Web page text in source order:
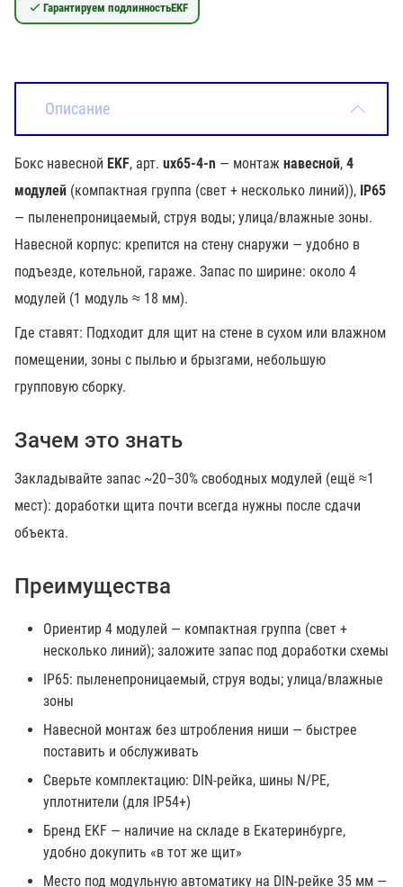
Гарантируем подлинностьEKF
Описание
Бокс навесной EKF, арт. ux65-4-n — монтаж навесной, 4
модулей (компактная группа (свет + несколько линий)), IP65
— пыленепроницаемый, струя воды; улица/влажные зоны.
Навесной корпус: крепится на стену снаружи — удобно в
подъезде, котельной, гараже. Запас по ширине: около 4
модулей (1 модуль ≈ 18 мм).
Где ставят: Подходит для щит на стене в сухом или влажном
помещении, зоны с пылью и брызгами, небольшую
групповую сборку.
Зачем это знать
Закладывайте запас ~20–30% свободных модулей (ещё ≈1
мест): доработки щита почти всегда нужны после сдачи
объекта.
Преимущества
Ориентир 4 модулей — компактная группа (свет +
несколько линий); заложите запас под доработки схемы
IP65: пыленепроницаемый, струя воды; улица/влажные
зоны
Навесной монтаж без штробления ниши — быстрее
поставить и обслуживать
Сверьте комплектацию: DIN-рейка, шины N/PE,
уплотнители (для IP54+)
Бренд EKF — наличие на складе в Екатеринбурге,
удобно докупить «в тот же щит»
Место под модульную автоматику на DIN-рейке 35 мм —